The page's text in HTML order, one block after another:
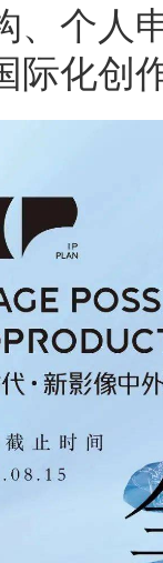
、个人
际化创